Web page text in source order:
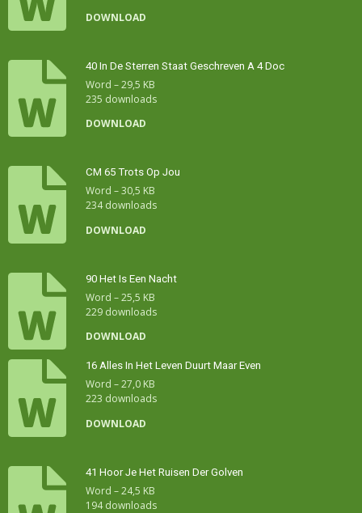
DOWNLOAD
40 In De Sterren Staat Geschreven A 4 Doc
Word – 29,5 KB
235 downloads
DOWNLOAD
CM 65 Trots Op Jou
Word – 30,5 KB
234 downloads
DOWNLOAD
90 Het Is Een Nacht
Word – 25,5 KB
229 downloads
DOWNLOAD
16 Alles In Het Leven Duurt Maar Even
Word – 27,0 KB
223 downloads
DOWNLOAD
41 Hoor Je Het Ruisen Der Golven
Word – 24,5 KB
194 downloads